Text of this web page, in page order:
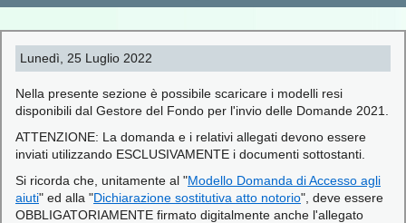
Lunedì, 25 Luglio 2022
Nella presente sezione è possibile scaricare i modelli resi
disponibili dal Gestore del Fondo per l'invio delle Domande 2021.
ATTENZIONE: La domanda e i relativi allegati devono essere
inviati utilizzando ESCLUSIVAMENTE i documenti sottostanti.
Si ricorda che, unitamente al "Modello Domanda di Accesso agli
aiuti" ed alla "Dichiarazione sostitutiva atto notorio", deve essere
OBBLIGATORIAMENTE firmato digitalmente anche l'allegato